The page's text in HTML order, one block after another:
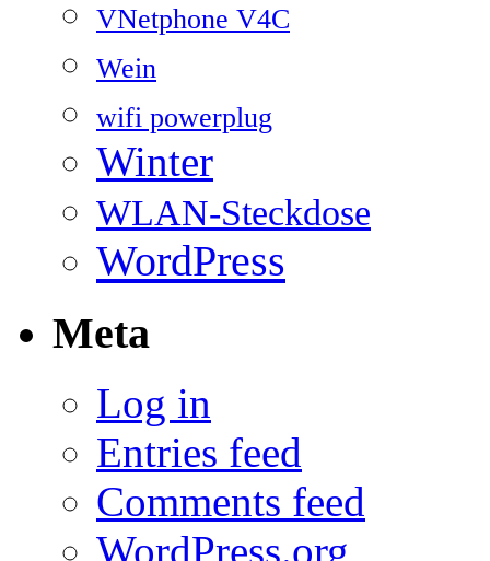
VNetphone V4C
Wein
wifi powerplug
Winter
WLAN-Steckdose
WordPress
Meta
Log in
Entries feed
Comments feed
WordPress.org